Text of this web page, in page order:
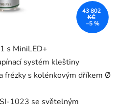
s MiniLED+
systém kleštiny
frézky s kolénkovým dříkem Ø
1023 se světelným
43 802
KČ
–5 %